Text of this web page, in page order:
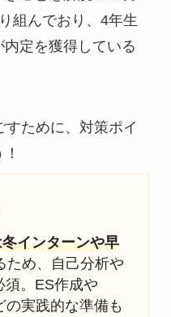
組んでおり、4年生
定を獲得している
ために、対策ポイ
インターンや早
ため、自己分析や
須。ES作成や
実践的な準備も